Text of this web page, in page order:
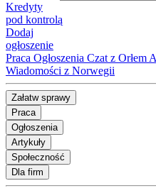
Kredyty
pod kontrolą
Dodaj
ogłoszenie
Praca Ogłoszenia Czat z Orłem
Wiadomości z Norwegii
Załatw sprawy
Praca
Ogłoszenia
Artykuły
Społeczność
Dla firm